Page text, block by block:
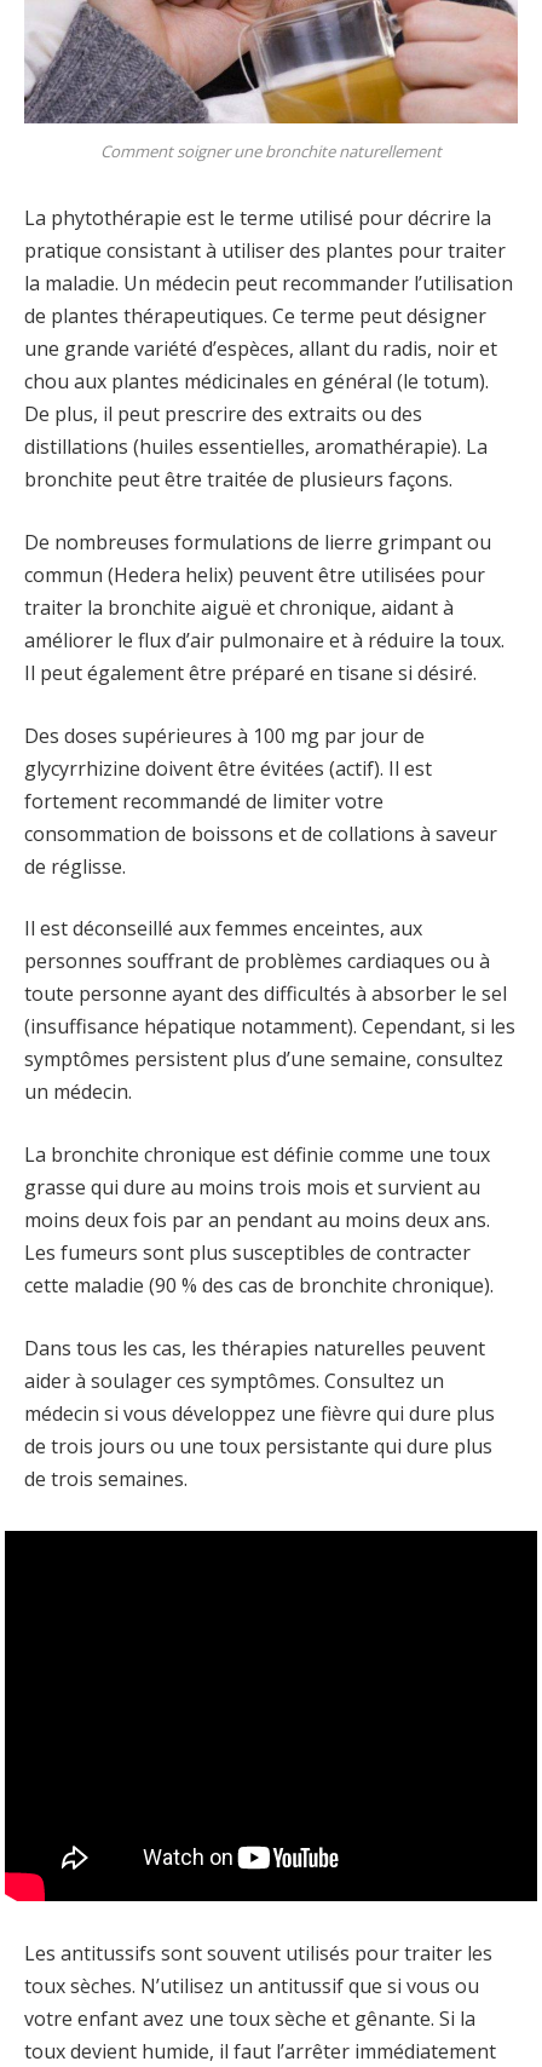
Comment soigner une bronchite naturellement
La phytothérapie est le terme utilisé pour décrire la
pratique consistant à utiliser des plantes pour traiter
la maladie. Un médecin peut recommander l’utilisation
de plantes thérapeutiques. Ce terme peut désigner
une grande variété d’espèces, allant du radis, noir et
chou aux plantes médicinales en général (le totum).
De plus, il peut prescrire des extraits ou des
distillations (huiles essentielles, aromathérapie). La
bronchite peut être traitée de plusieurs façons.
De nombreuses formulations de lierre grimpant ou
commun (Hedera helix) peuvent être utilisées pour
traiter la bronchite aiguë et chronique, aidant à
améliorer le flux d’air pulmonaire et à réduire la toux.
Il peut également être préparé en tisane si désiré.
Des doses supérieures à 100 mg par jour de
glycyrrhizine doivent être évitées (actif). Il est
fortement recommandé de limiter votre
consommation de boissons et de collations à saveur
de réglisse.
Il est déconseillé aux femmes enceintes, aux
personnes souffrant de problèmes cardiaques ou à
toute personne ayant des difficultés à absorber le sel
(insuffisance hépatique notamment). Cependant, si les
symptômes persistent plus d’une semaine, consultez
un médecin.
La bronchite chronique est définie comme une toux
grasse qui dure au moins trois mois et survient au
moins deux fois par an pendant au moins deux ans.
Les fumeurs sont plus susceptibles de contracter
cette maladie (90 % des cas de bronchite chronique).
Dans tous les cas, les thérapies naturelles peuvent
aider à soulager ces symptômes. Consultez un
médecin si vous développez une fièvre qui dure plus
de trois jours ou une toux persistante qui dure plus
de trois semaines.
Les antitussifs sont souvent utilisés pour traiter les
toux sèches. N’utilisez un antitussif que si vous ou
votre enfant avez une toux sèche et gênante. Si la
toux devient humide, il faut l’arrêter immédiatement